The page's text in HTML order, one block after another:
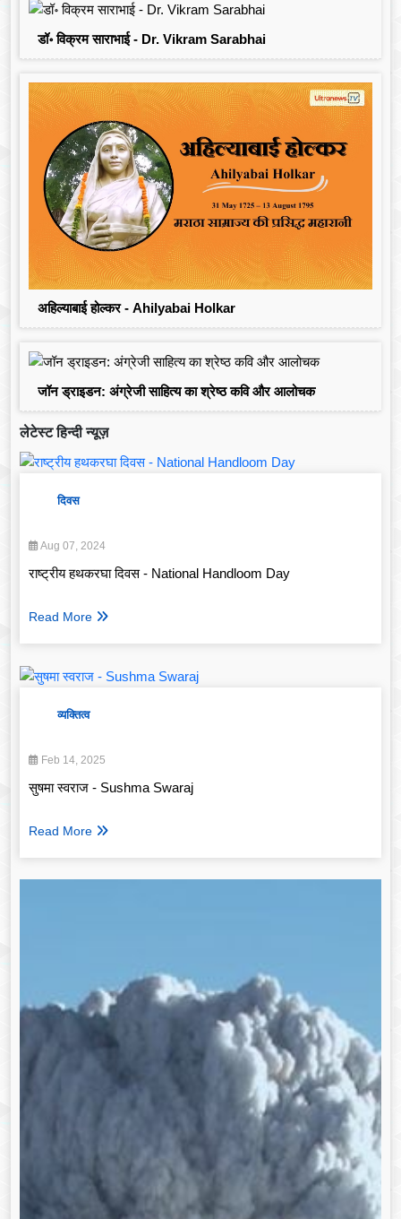
डॉ॰ विक्रम साराभाई - Dr. Vikram Sarabhai
अहिल्याबाई होल्कर - Ahilyabai Holkar
जॉन ड्राइडन: अंग्रेजी साहित्य का श्रेष्ठ कवि और आलोचक
लेटेस्ट हिन्दी न्यूज़
दिवस
Aug 07, 2024
राष्ट्रीय हथकरघा दिवस - National Handloom Day
Read More
व्यक्तित्व
Feb 14, 2025
सुषमा स्वराज - Sushma Swaraj
Read More